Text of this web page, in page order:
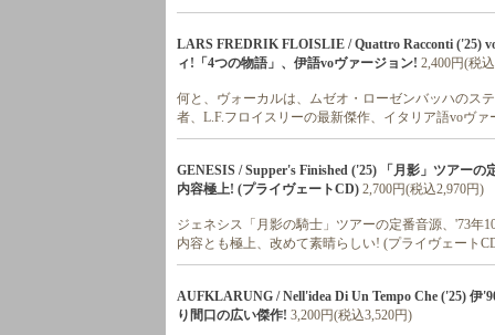
LARS FREDRIK FLOISLIE / Quattro Racconti ('25)
ィ!「4つの物語」、伊語voヴァージョン! 2,400円(税
何と、ヴォーカルは、ムゼオ・ローゼンバッハのス
者、L.F.フロイスリーの最新傑作、イタリア語voヴァ
GENESIS / Supper's Finished ('25) 「月影」ツアー
内容極上! (プライヴェートCD) 2,700円(税込2,970円)
ジェネシス「月影の騎士」ツアーの定番音源、'73年
内容とも極上、改めて素晴らしい! (プライヴェート
AUFKLARUNG / Nell'idea Di Un Tempo Che ('25) 伊
り間口の広い傑作! 3,200円(税込3,520円)